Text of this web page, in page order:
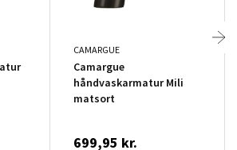
CAMARGUE
Camargue
håndvaskarmatur Mili
matsort
699,95 kr.